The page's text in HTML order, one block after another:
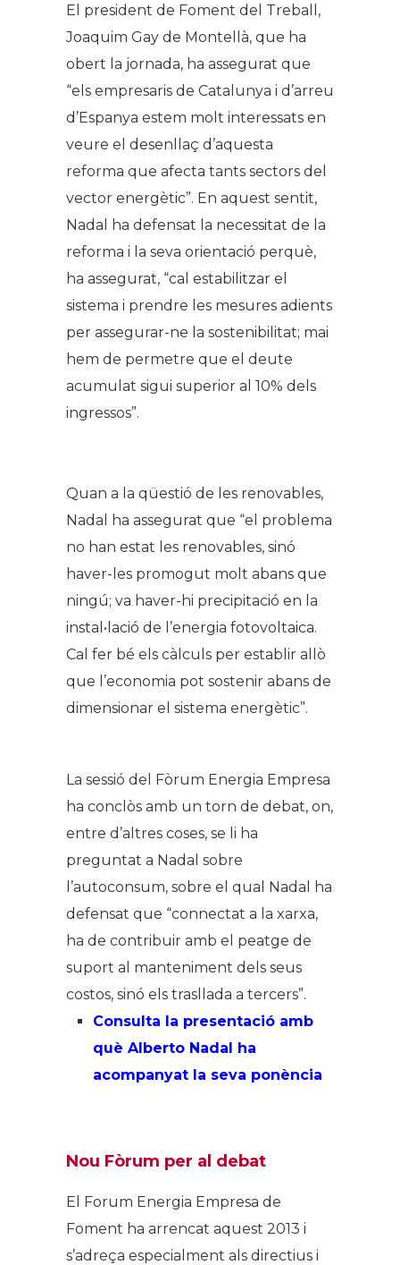
El president de Foment del Treball,
Joaquim Gay de Montellà, que ha
obert la jornada, ha assegurat que
“els empresaris de Catalunya i d’arreu
d’Espanya estem molt interessats en
veure el desenllaç d’aquesta
reforma que afecta tants sectors del
vector energètic”. En aquest sentit,
Nadal ha defensat la necessitat de la
reforma i la seva orientació perquè,
ha assegurat, “cal estabilitzar el
sistema i prendre les mesures adients
per assegurar-ne la sostenibilitat; mai
hem de permetre que el deute
acumulat sigui superior al 10% dels
ingressos”.
Quan a la qüestió de les renovables,
Nadal ha assegurat que “el problema
no han estat les renovables, sinó
haver-les promogut molt abans que
ningú; va haver-hi precipitació en la
instal•lació de l’energia fotovoltaica.
Cal fer bé els càlculs per establir allò
que l’economia pot sostenir abans de
dimensionar el sistema energètic”.
La sessió del Fòrum Energia Empresa
ha conclòs amb un torn de debat, on,
entre d’altres coses, se li ha
preguntat a Nadal sobre
l’autoconsum, sobre el qual Nadal ha
defensat que “connectat a la xarxa,
ha de contribuir amb el peatge de
suport al manteniment dels seus
costos, sinó els trasllada a tercers”.
Consulta la presentació amb
què Alberto Nadal ha
acompanyat la seva ponència
Nou Fòrum per al debat
El Forum Energia Empresa de
Foment ha arrencat aquest 2013 i
s’adreça especialment als directius i